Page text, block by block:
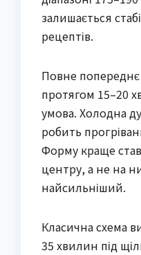
залишається
рецептів.
Повне попереднє
протягом 15–20
умова. Холодна
робить
Форму краще
центру, а не на
найсильніший.
Класична схема
35 хвилин під